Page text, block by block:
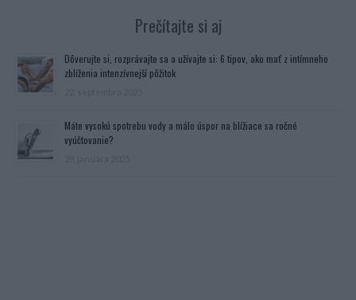
Prečítajte si aj
Dôverujte si, rozprávajte sa a užívajte si: 6 tipov, ako mať z intímneho
zblíženia intenzívnejší pôžitok
Máte vysokú spotrebu vody a málo úspor na blížiace sa ročné
vyúčtovanie?